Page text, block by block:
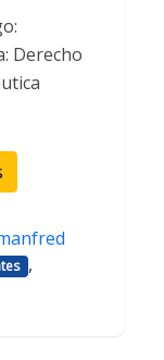
Derecho
,